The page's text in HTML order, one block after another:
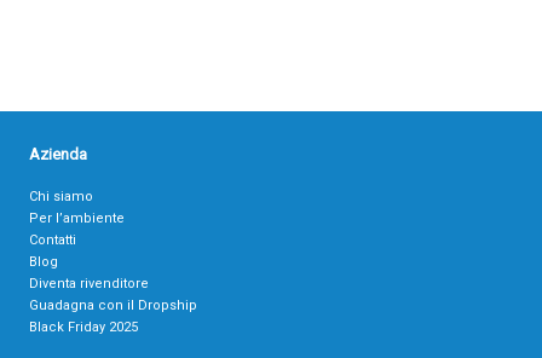
Azienda
Chi siamo
Per l’ambiente
Contatti
Blog
Diventa rivenditore
Guadagna con il Dropship
Black Friday 2025